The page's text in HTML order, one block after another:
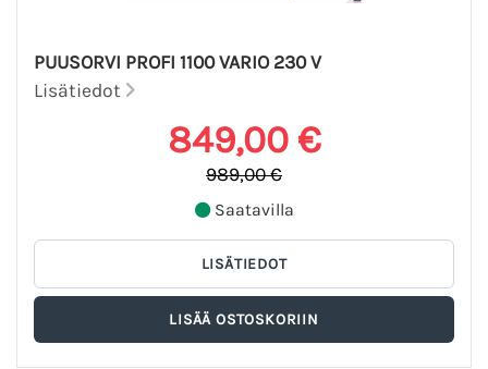
PUUSORVI PROFI 1100 VARIO 230 V
Lisätiedot
849,00 €
989,00 €
Saatavilla